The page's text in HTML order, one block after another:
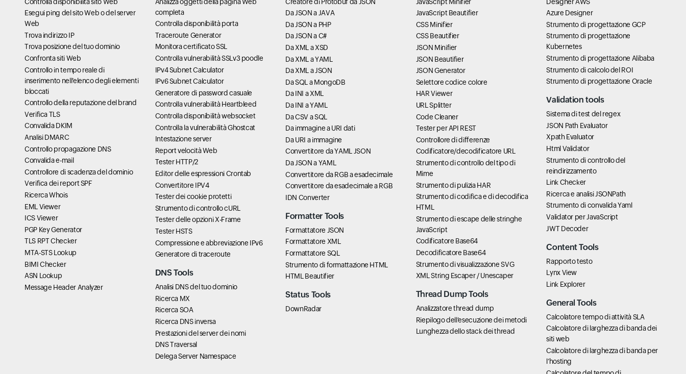
Esegui ping del sito Web o del server
Web
Trova indirizzo IP
Trova posizione del tuo dominio
Confronta siti Web
Controllo in tempo reale di
inserimento nell’elenco degli elementi
bloccati
Controllo della reputazione del brand
Verifica TLS
Convalida DKIM
Analisi DMARC
Controllo propagazione DNS
Convalida e-mail
Controllore di scadenza del dominio
Verifica dei report SPF
Ricerca Whois
EML Viewer
ICS Viewer
PGP Key Generator
TLS RPT Checker
MTA-STS Lookup
BIMI Checker
ASN Lookup
Message Header Analyzer
completa
Controlla disponibilità porta
Traceroute Generator
Monitora certificato SSL
Controlla vulnerabilità SSLv3 poodle
IPv4 Subnet Calculator
IPv6 Subnet Calculator
Generatore di password casuale
Controlla vulnerabilità Heartbleed
Controlla disponibilità websocket
Controlla la vulnerabilità Ghostcat
Intestazione server
Report velocità Web
Tester HTTP/2
Editor delle espressioni Crontab
Convertitore IPV4
Tester dei cookie protetti
Strumento di controllo cURL
Tester delle opzioni X-Frame
Tester HSTS
Compressione e abbreviazione IPv6
Generatore di traceroute
DNS Tools
Analisi DNS del tuo dominio
Ricerca MX
Ricerca SOA
Ricerca DNS inversa
Prestazioni del server dei nomi
DNS Traversal
Delega Server Namespace
Da JSON a JAVA
Da JSON a PHP
Da JSON a C#
Da XML a XSD
Da XML a YAML
Da XML a JSON
Da SQL a MongoDB
Da INI a XML
Da INI a YAML
Da CSV a SQL
Da immagine a URI dati
Da URI a immagine
Convertitore da YAML JSON
Da JSON a YAML
Convertitore da RGB a esadecimale
Convertitore da esadecimale a RGB
IDN Converter
Formatter Tools
Formattatore JSON
Formattatore XML
Formattatore SQL
Strumento di formattazione HTML
HTML Beautifier
Status Tools
DownRadar
JavaScript Beautifier
CSS Minifier
CSS Beautifier
JSON Minifier
JSON Beautifier
JSON Generator
Selettore codice colore
HAR Viewer
URL Splitter
Code Cleaner
Tester per API REST
Controllore di differenze
Codificatore/decodificatore URL
Strumento di controllo del tipo di
Mime
Strumento di pulizia HAR
Strumento di codifica e di decodifica
HTML
Strumento di escape delle stringhe
JavaScript
Codificatore Base64
Decodificatore Base64
Strumento di visualizzazione SVG
XML String Escaper / Unescaper
Thread Dump Tools
Analizzatore thread dump
Riepilogo dell’esecuzione dei metodi
Lunghezza dello stack dei thread
Azure Designer
Strumento di progettazione GCP
Strumento di progettazione
Kubernetes
Strumento di progettazione Alibaba
Strumento di calcolo del ROI
Strumento di progettazione Oracle
Validation tools
Sistema di test del regex
JSON Path Evaluator
Xpath Evaluator
Html Validator
Strumento di controllo del
reindirizzamento
Link Checker
Ricerca e analisi JSONPath
Strumento di convalida Yaml
Validator per JavaScript
JWT Decoder
Content Tools
Rapporto testo
Lynx View
Link Explorer
General Tools
Calcolatore tempo di attività SLA
Calcolatore di larghezza di banda dei
siti web
Calcolatore di larghezza di banda per
l’hosting